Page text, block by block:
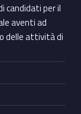
candidati per il
aventi ad
delle attività di